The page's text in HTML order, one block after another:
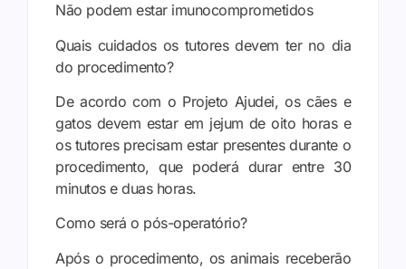
Não podem estar imunocomprometidos
Quais cuidados os tutores devem ter no dia
do procedimento?
De acordo com o Projeto Ajudei, os cães e
gatos devem estar em jejum de oito horas e
os tutores precisam estar presentes durante o
procedimento, que poderá durar entre 30
minutos e duas horas.
Como será o pós-operatório?
Após o procedimento, os animais receberão